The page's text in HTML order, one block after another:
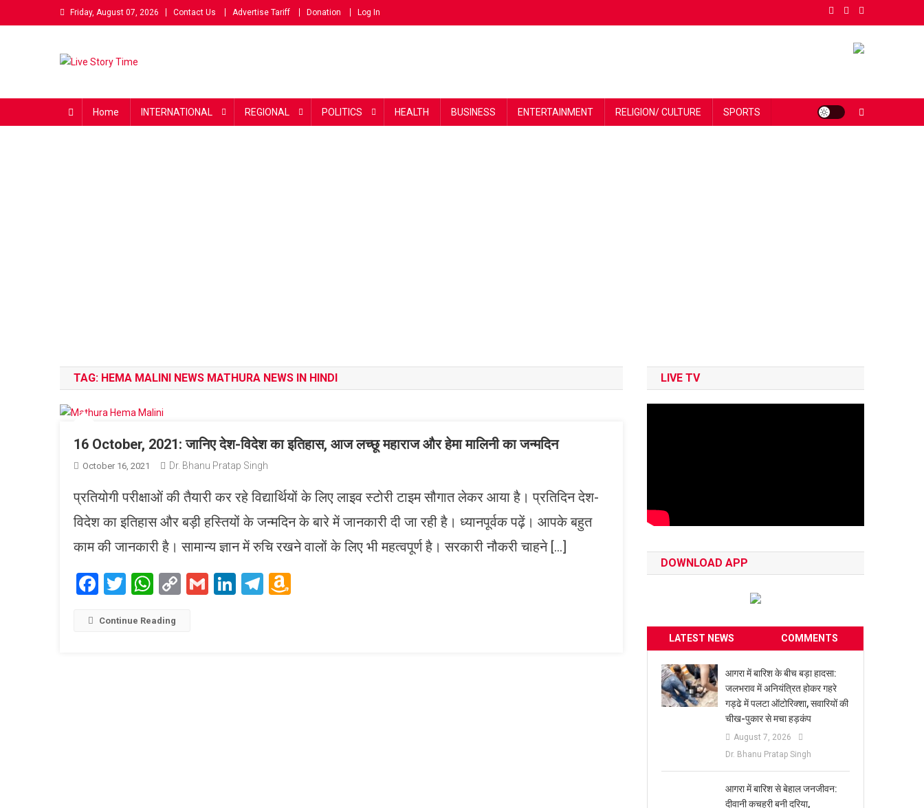
to
Friday, August 07, 2026 Contact Us Advertise Tariff Donation Log In
Home INTERNATIONAL REGIONAL POLITICS HEALTH BUSINESS ENTERTAINMENT RELIGION/ CULTURE SPORTS
TAG: HEMA MALINI NEWS MATHURA NEWS IN HINDI
16 October, 2021: जानिए देश-विदेश का इतिहास, आज लच्छू महाराज और हेमा मालिनी का जन्मदिन
October 16, 2021 Dr. Bhanu Pratap Singh
प्रतियोगी परीक्षाओं की तैयारी कर रहे विद्यार्थियों के लिए लाइव स्टोरी टाइम सौगात लेकर आया है। प्रतिदिन देश-
विदेश का इतिहास और बड़ी हस्तियों के जन्मदिन के बारे में जानकारी दी जा रही है। ध्यानपूर्वक पढ़ें। आपके बहुत
काम की जानकारी है। सामान्य ज्ञान में रुचि रखने वालों के लिए भी महत्वपूर्ण है। सरकारी नौकरी चाहने […]
Facebook
Twitter
WhatsApp
CopyGmailLinkedIn
Telegram
Continue Reading
LIVE TV
DOWNLOAD APP
LATEST NEWS COMMENTS
आगरा में बारिश के बीच बड़ा हादसा:
जलभराव में अनियंत्रित होकर गहरे
गड्ढे में पलटा ऑटोरिक्शा, सवारियों की
चीख-पुकार से मचा हड़कंप
August 7, 2026
Dr. Bhanu Pratap Singh
आगरा में बारिश से बेहाल जनजीवन:
दीवानी कचहरी बनी दरिया,